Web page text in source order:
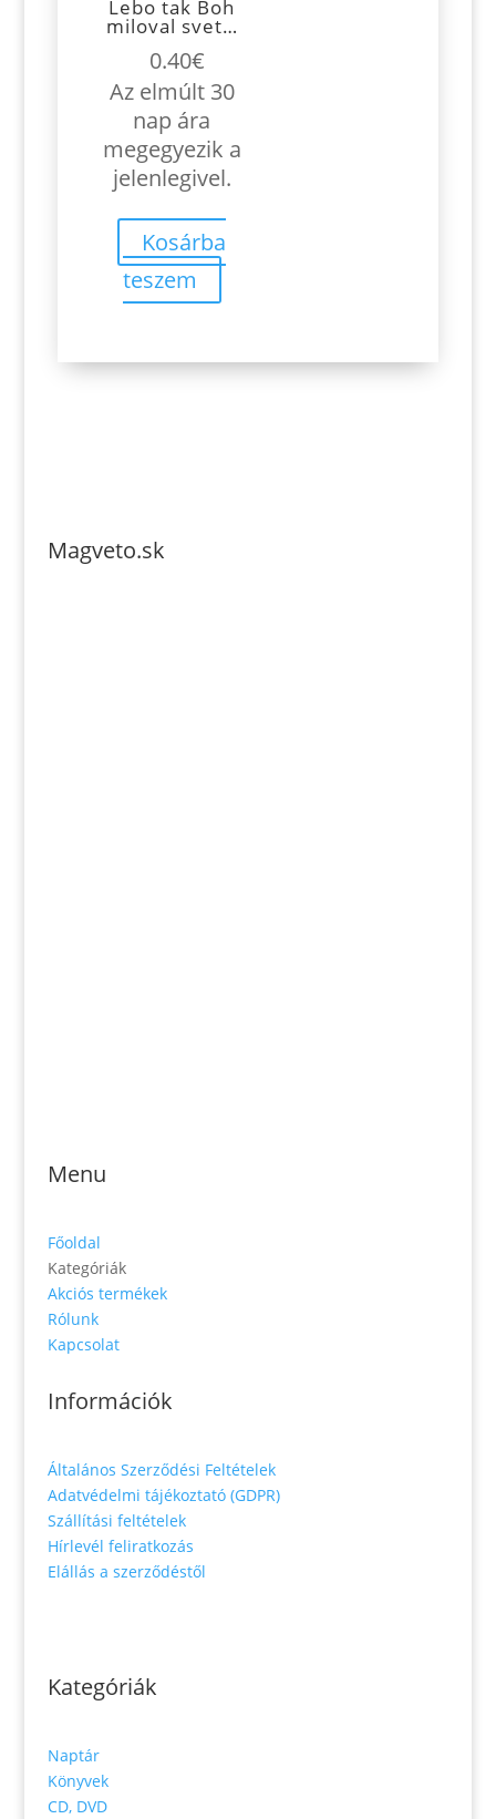
Lebo tak Boh
miloval svet…
0.40€
Az elmúlt 30
nap ára
megegyezik a
jelenlegivel.
Kosárba
teszem
Magveto.sk
Menu
Főoldal
Kategóriák
Akciós termékek
Rólunk
Kapcsolat
Információk
Általános Szerződési Feltételek
Adatvédelmi tájékoztató (GDPR)
Szállítási feltételek
Hírlevél feliratkozás
Elállás a szerződéstől
Kategóriák
Naptár
Könyvek
CD, DVD